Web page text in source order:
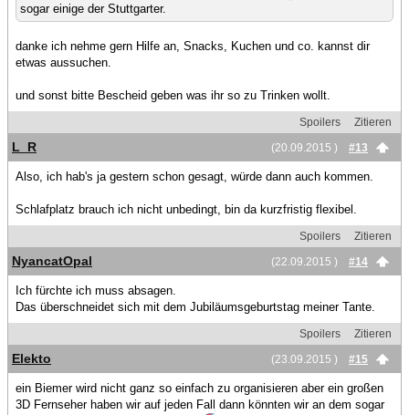
sogar einige der Stuttgarter.
danke ich nehme gern Hilfe an, Snacks, Kuchen und co. kannst dir
etwas aussuchen.
und sonst bitte Bescheid geben was ihr so zu Trinken wollt.
Spoilers
Zitieren
(20.09.2015 )
#13
L_R
Also, ich hab's ja gestern schon gesagt, würde dann auch kommen.
Schlafplatz brauch ich nicht unbedingt, bin da kurzfristig flexibel.
Spoilers
Zitieren
(22.09.2015 )
#14
NyancatOpal
Ich fürchte ich muss absagen.
Das überschneidet sich mit dem Jubiläumsgeburtstag meiner Tante.
Spoilers
Zitieren
(23.09.2015 )
#15
Elekto
ein Biemer wird nicht ganz so einfach zu organisieren aber ein großen
3D Fernseher haben wir auf jeden Fall dann könnten wir an dem sogar